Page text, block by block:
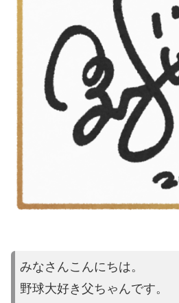
みなさんこんにちは。
野球大好き父ちゃんです。